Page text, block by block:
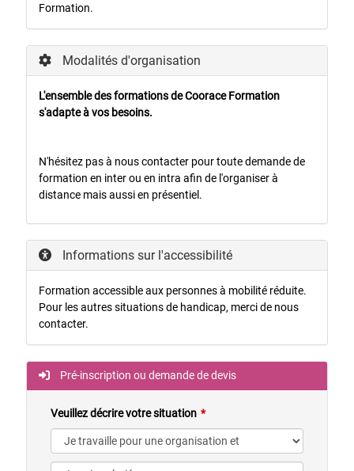
Formation.
Modalités d'organisation
L'ensemble des formations de Coorace Formation
s'adapte à vos besoins.
N'hésitez pas à nous contacter pour toute demande de
formation en inter ou en intra afin de l'organiser à
distance mais aussi en présentiel.
Informations sur l'accessibilité
Formation accessible aux personnes à mobilité réduite.
Pour les autres situations de handicap, merci de nous
contacter.
Pré-inscription ou demande de devis
Veuillez décrire votre situation